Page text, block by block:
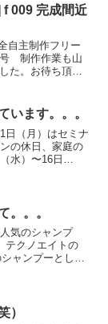
009 完成間近
自主制作フリー
制作作業も山
た。お待ち頂い
的に、サロンの
います。。。
日（月）はセミナ
の休日、家庭の
水）〜16日
。。。
気のシャンプ
テクノエイトの
ャンプーとして
）